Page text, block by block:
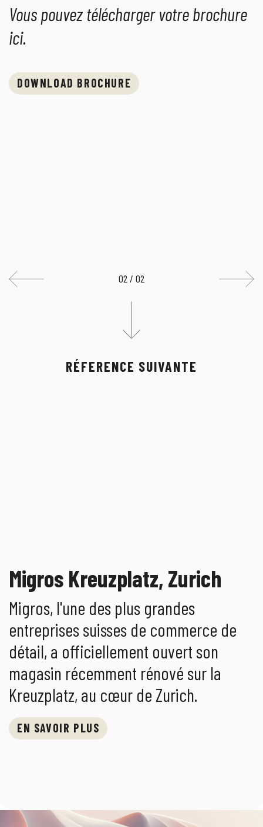
Vous pouvez télécharger votre brochure
ici.
DOWNLOAD BROCHURE
02 / 02
RÉFERENCE SUIVANTE
Migros Kreuzplatz, Zurich
Migros, l'une des plus grandes
entreprises suisses de commerce de
détail, a officiellement ouvert son
magasin récemment rénové sur la
Kreuzplatz, au cœur de Zurich.
EN SAVOIR PLUS